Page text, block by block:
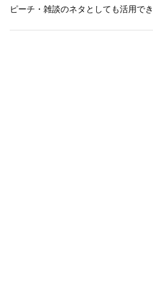
ピーチ・雑談のネタとしても活用でき